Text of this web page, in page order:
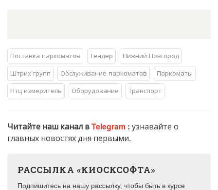
Поставка паркоматов Тендер
Нижний Новгород
Штрих групп
Обслуживание паркоматов
Паркоматы
Нтц измеритель
Оборудование Транспорт
Читайте наш канал вTelegram : узнавайте о
главных новостях дня первыми.
РАССЫЛКА «КИОСКСОФТА»
Подпишитесь на нашу рассылку, чтобы быть в курсе